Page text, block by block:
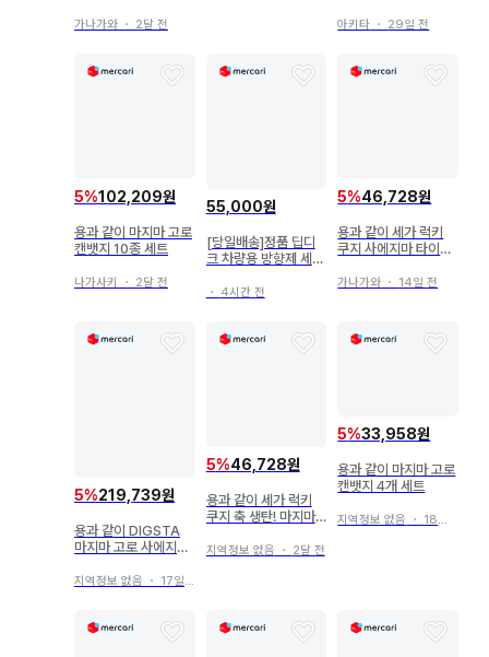
가나가와 ・ 2달 전 아키타 ・ 29일 전
5%102,209원
용과 같이 마지마 고로
캔뱃지 10종 세트
나가사키 ・ 2달 전
55,000원
[당일배송]정품 딥디
크 차량용 방향제 세트
・ 4시간 전
5%46,728원
용과 같이 세가 럭키
쿠지 사에지마 타이거
가나가와 ・ 14일 전
5%219,739원
용과 같이 DIGSTA
마지마 고로 사에지마
지역정보 없음 ・ 17일 전
5%46,728원
용과 같이 세가 럭키
쿠지 축 생탄! 마지마
지역정보 없음 ・ 2달 전
5%33,958원
용과 같이 마지마 고로
캔뱃지 4개 세트
지역정보 없음 ・ 18일 전